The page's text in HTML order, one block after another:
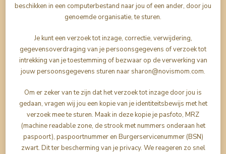
beschikken in een computerbestand naar jou of een ander, door jou
genoemde organisatie, te sturen.
Je kunt een verzoek tot inzage, correctie, verwijdering,
gegevensoverdraging van je persoonsgegevens of verzoek tot
intrekking van je toestemming of bezwaar op de verwerking van
jouw persoonsgegevens sturen naar sharon@novismom.com.
Om er zeker van te zijn dat het verzoek tot inzage door jou is
gedaan, vragen wij jou een kopie van je identiteitsbewijs met het
verzoek mee te sturen. Maak in deze kopie je pasfoto, MRZ
(machine readable zone, de strook met nummers onderaan het
paspoort), paspoortnummer en Burgerservicenummer (BSN)
zwart. Dit ter bescherming van je privacy. We reageren zo snel